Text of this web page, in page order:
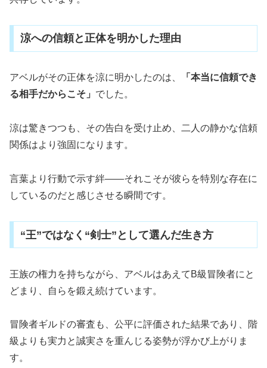
涼への信頼と正体を明かした理由
アベルがその正体を涼に明かしたのは、
「本当に信頼でき
る相手だからこそ」 でした。
涼は驚きつつも、その告白を受け止め、二人の静かな信頼
関係はより強固になります。
言葉より行動で示す絆――それこそが彼らを特別な存在に
しているのだと感じさせる瞬間です。
“王”ではなく“剣士”として選んだ生き方
王族の権力を持ちながら、アベルはあえてB級冒険者にと
どまり、自らを鍛え続けています。
冒険者ギルドの審査も、公平に評価された結果であり、階
級よりも実力と誠実さを重んじる姿勢が浮かび上がりま
す。